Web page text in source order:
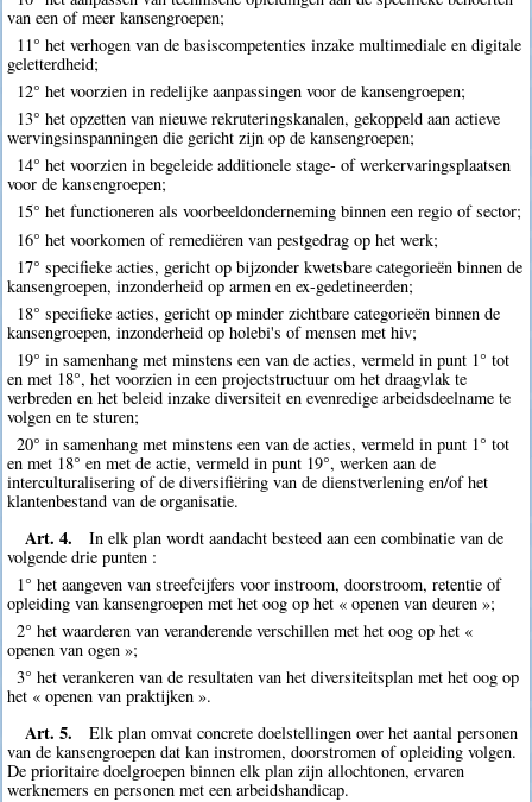
van een of meer kansengroepen;
11° het verhogen van de basiscompetenties inzake multimediale en digitale
geletterdheid;
12° het voorzien in redelijke aanpassingen voor de kansengroepen;
13° het opzetten van nieuwe rekruteringskanalen, gekoppeld aan actieve
wervingsinspanningen die gericht zijn op de kansengroepen;
14° het voorzien in begeleide additionele stage- of werkervaringsplaatsen
voor de kansengroepen;
15° het functioneren als voorbeeldonderneming binnen een regio of sector;
16° het voorkomen of remediëren van pestgedrag op het werk;
17° specifieke acties, gericht op bijzonder kwetsbare categorieën binnen de
kansengroepen, inzonderheid op armen en ex-gedetineerden;
18° specifieke acties, gericht op minder zichtbare categorieën binnen de
kansengroepen, inzonderheid op holebi's of mensen met hiv;
19° in samenhang met minstens een van de acties, vermeld in punt 1° tot
en met 18°, het voorzien in een projectstructuur om het draagvlak te
verbreden en het beleid inzake diversiteit en evenredige arbeidsdeelname te
volgen en te sturen;
20° in samenhang met minstens een van de acties, vermeld in punt 1° tot
en met 18° en met de actie, vermeld in punt 19°, werken aan de
interculturalisering of de diversifiëring van de dienstverlening en/of het
klantenbestand van de organisatie.
Art. 4.
In elk plan wordt aandacht besteed aan een combinatie van de
volgende drie punten :
1° het aangeven van streefcijfers voor instroom, doorstroom, retentie of
opleiding van kansengroepen met het oog op het « openen van deuren »;
2° het waarderen van veranderende verschillen met het oog op het «
openen van ogen »;
3° het verankeren van de resultaten van het diversiteitsplan met het oog op
het « openen van praktijken ».
Art. 5.
Elk plan omvat concrete doelstellingen over het aantal personen
van de kansengroepen dat kan instromen, doorstromen of opleiding volgen.
De prioritaire doelgroepen binnen elk plan zijn allochtonen, ervaren
werknemers en personen met een arbeidshandicap.